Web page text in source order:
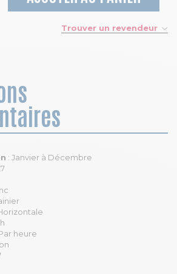
Trouver un revendeur
: Janvier à Décembre
heure